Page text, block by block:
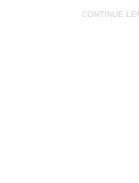
CONTINUE